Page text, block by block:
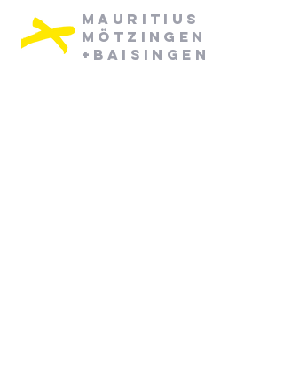
Mauritius
Mötzingen
+Baisingen